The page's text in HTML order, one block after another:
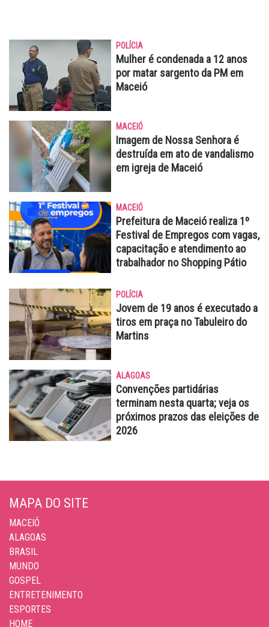
POLÍCIA
Mulher é condenada a 12 anos
por matar sargento da PM em
Maceió
MACEIÓ
Imagem de Nossa Senhora é
destruída em ato de vandalismo
em igreja de Maceió
MACEIÓ
Prefeitura de Maceió realiza 1º
Festival de Empregos com vagas,
capacitação e atendimento ao
trabalhador no Shopping Pátio
POLÍCIA
Jovem de 19 anos é executado a
tiros em praça no Tabuleiro do
Martins
ALAGOAS
Convenções partidárias
terminam nesta quarta; veja os
próximos prazos das eleições de
2026
MAPA DO SITE
MACEIÓ
ALAGOAS
BRASIL
MUNDO
GOSPEL
ENTRETENIMENTO
ESPORTES
HOME